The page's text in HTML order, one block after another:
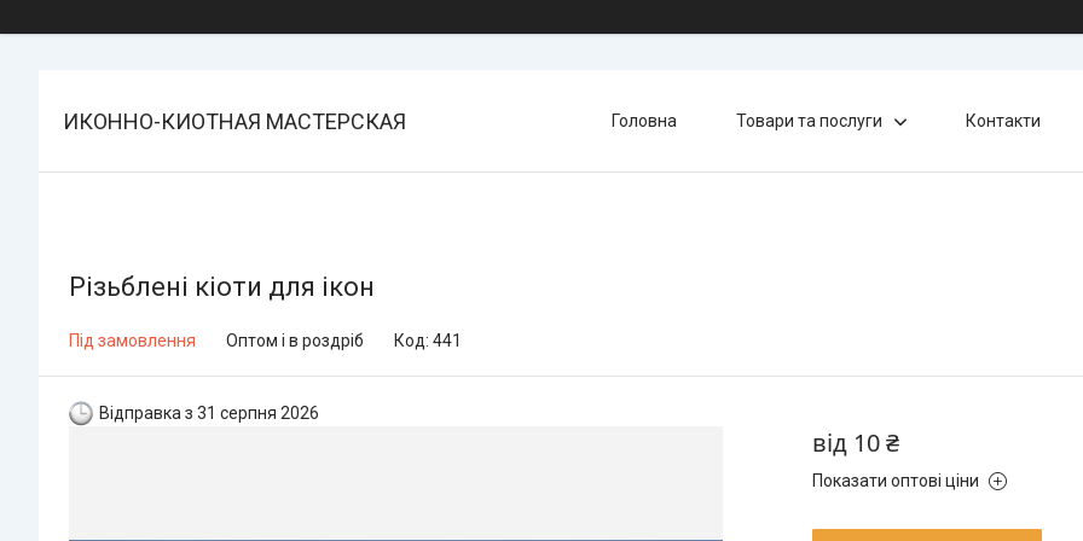
ИКОННО-КИОТНАЯ МАСТЕРСКАЯ Головна Товари та послуги Контакти
Різьблені кіоти для ікон
Під замовлення Оптом і в роздріб Код: 441
Відправка з 31 серпня 2026
від 10 ₴
Показати оптові ціни